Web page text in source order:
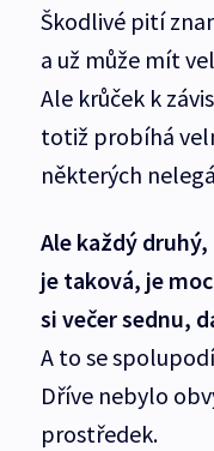
Škodlivé pití
a už může mít
Ale krůček k
totiž probíhá
některých
Ale každý
je taková, je
si večer sednu,
A to se
Dříve nebylo
prostředek.